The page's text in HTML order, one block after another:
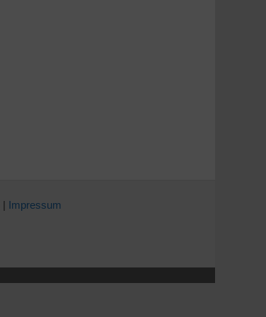
| Impressum